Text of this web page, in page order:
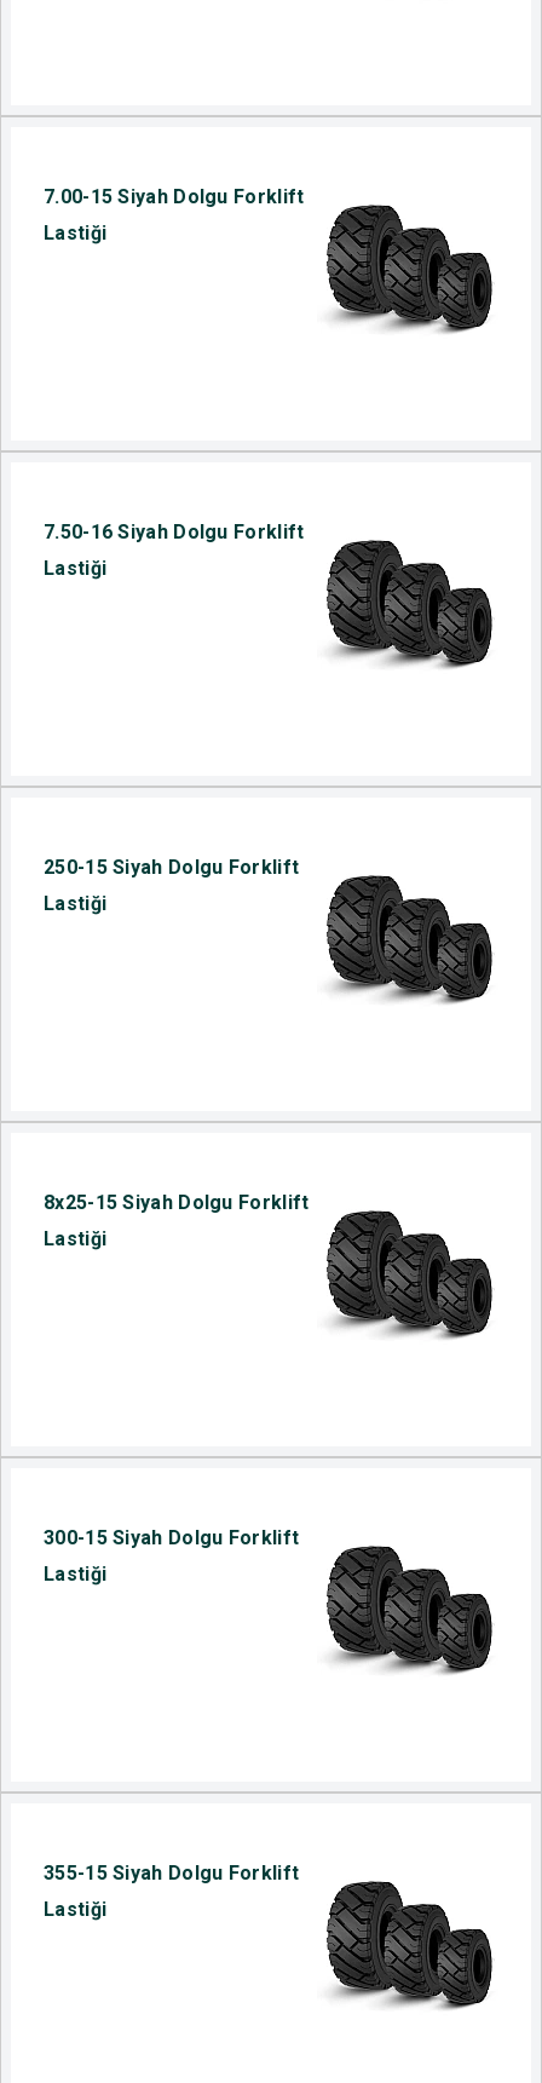
7.00-15 Siyah Dolgu Forklift
Lastiği
7.50-16 Siyah Dolgu Forklift
Lastiği
250-15 Siyah Dolgu Forklift
Lastiği
8x25-15 Siyah Dolgu Forklift
Lastiği
300-15 Siyah Dolgu Forklift
Lastiği
355-15 Siyah Dolgu Forklift
Lastiği